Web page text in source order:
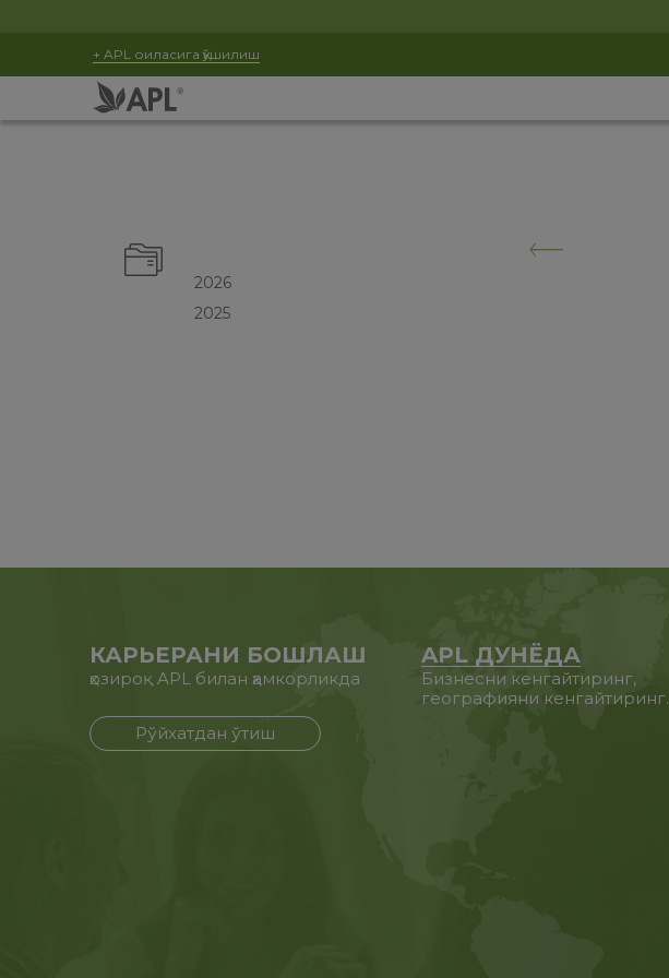
+ APL оиласига қўшилиш
2026
2025
КАРЬЕРАНИ БОШЛАШ
ҳозироқ APL билан ҳамкорликда
Рўйхатдан ўтиш
APL ДУНЁДА
Бизнесни кенгайтиринг,
географияни кенгайтиринг.